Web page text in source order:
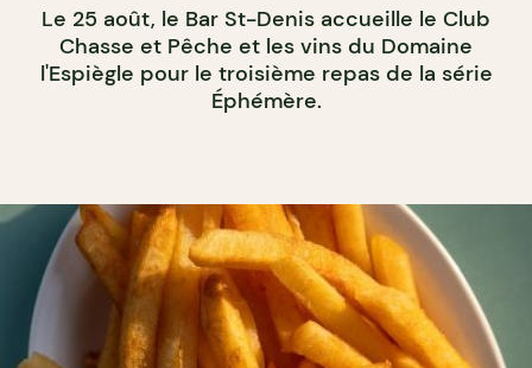
Le 25 août, le Bar St-Denis accueille le Club
Chasse et Pêche et les vins du Domaine
l'Espiègle pour le troisième repas de la série
Éphémère.